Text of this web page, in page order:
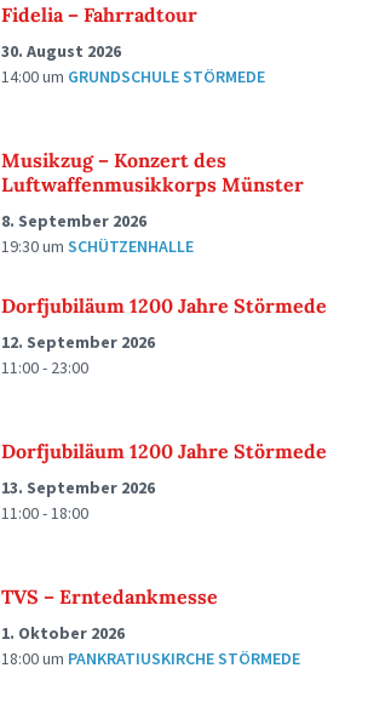
Fidelia – Fahrradtour
30. August 2026
14:00um GRUNDSCHULE STÖRMEDE
Musikzug – Konzert des
Luftwaffenmusikkorps Münster
8. September 2026
19:30um SCHÜTZENHALLE
Dorfjubiläum 1200 Jahre Störmede
12. September 2026
11:00 - 23:00
Dorfjubiläum 1200 Jahre Störmede
13. September 2026
11:00 - 18:00
TVS – Erntedankmesse
1. Oktober 2026
18:00um PANKRATIUSKIRCHE STÖRMEDE